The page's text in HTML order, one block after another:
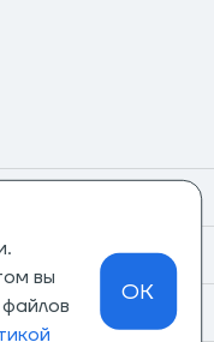
вы
OK